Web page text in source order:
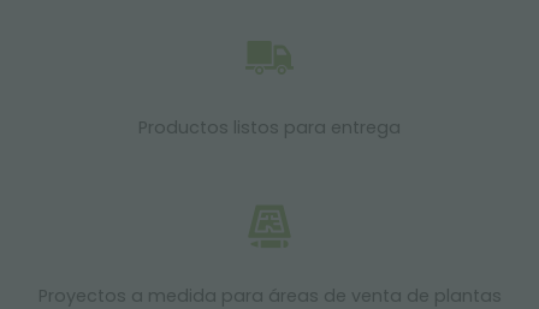
Productos listos para entrega
Proyectos a medida para áreas de venta de plantas